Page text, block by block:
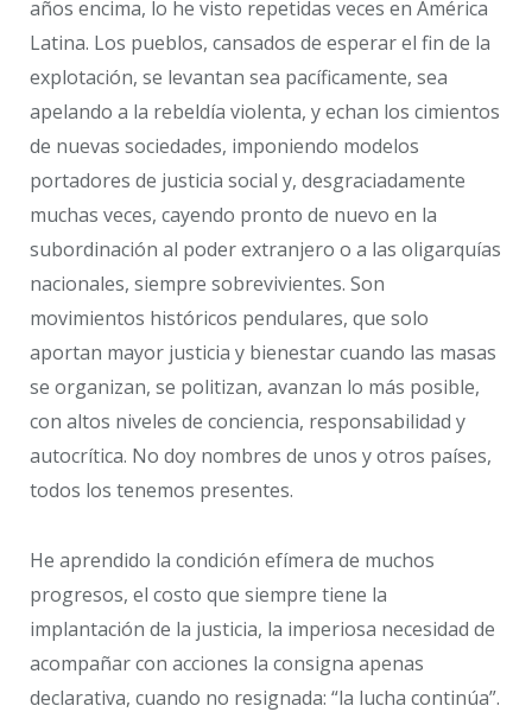
años encima, lo he visto repetidas veces en América
Latina. Los pueblos, cansados de esperar el fin de la
explotación, se levantan sea pacíficamente, sea
apelando a la rebeldía violenta, y echan los cimientos
de nuevas sociedades, imponiendo modelos
portadores de justicia social y, desgraciadamente
muchas veces, cayendo pronto de nuevo en la
subordinación al poder extranjero o a las oligarquías
nacionales, siempre sobrevivientes. Son
movimientos históricos pendulares, que solo
aportan mayor justicia y bienestar cuando las masas
se organizan, se politizan, avanzan lo más posible,
con altos niveles de conciencia, responsabilidad y
autocrítica. No doy nombres de unos y otros países,
todos los tenemos presentes.
He aprendido la condición efímera de muchos
progresos, el costo que siempre tiene la
implantación de la justicia, la imperiosa necesidad de
acompañar con acciones la consigna apenas
declarativa, cuando no resignada: “la lucha continúa”.